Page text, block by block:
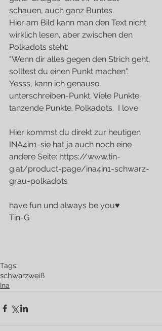
schauen, auch ganz Buntes.
Hier am Bild kann man den Text nicht
wirklich lesen, aber zwischen den
Polkadots steht:
"Wenn dir alles gegen den Strich geht,
solltest du einen Punkt machen".
Yesss, kann ich genauso
unterschreiben-Punkt. Viele Punkte.
tanzende Punkte. Polkadots.  I love
Hier kommst du direkt zur heutigen
INA4in1-sie hat ja auch noch eine
andere Seite: https://www.tin-
g.at/product-page/ina4in1-schwarz-
grau-polkadots
have fun und always be you♥
Tin-G
Tags:
schwarzweiß
Ina